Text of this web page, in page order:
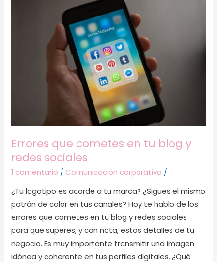
Errores que cometes en tu blog y
redes sociales
1 comentario / Comunicación corporativa /
¿Tu logotipo es acorde a tu marca? ¿Sigues el mismo
patrón de color en tus canales? Hoy te hablo de los
errores que cometes en tu blog y redes sociales
para que superes, y con nota, estos detalles de tu
negocio. Es muy importante transmitir una imagen
idónea y coherente en tus perfiles digitales. ¿Qué